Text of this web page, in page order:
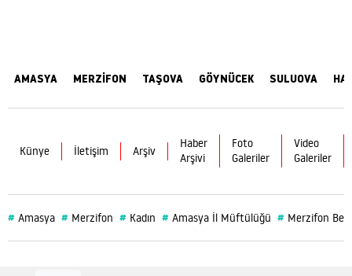
AMASYA MERZİFON TAŞOVA GÖYNÜCEK SULUOVA
Künye İletişim Arşiv
Haber
Arşivi
Foto
Galeriler
Video
Galeriler
# Amasya # Merzifon # Kadın # Amasya İl Müftülüğü # Merzifon